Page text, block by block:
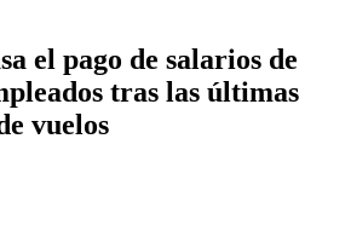
el pago de salarios de
tras las últimas
vuelos